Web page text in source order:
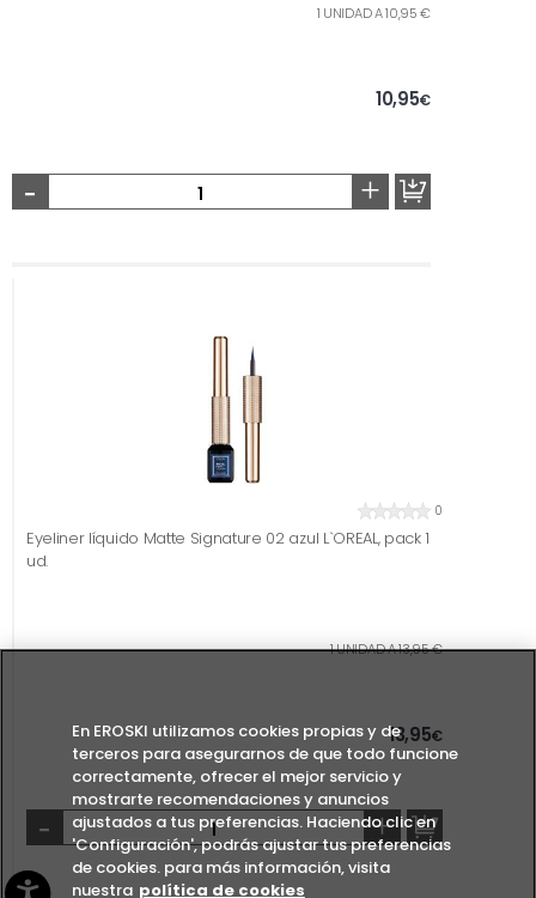
1 UNIDAD A 10,95 €
10,95€
- +
0
Eyeliner líquido Matte Signature 02 azul L`OREAL, pack 1
ud.
1 UNIDAD A 13,95 €
13,95€
- +
En EROSKI utilizamos cookies propias y de
terceros para asegurarnos de que todo funcione
correctamente, ofrecer el mejor servicio y
mostrarte recomendaciones y anuncios
ajustados a tus preferencias. Haciendo clic en
'Configuración', podrás ajustar tus preferencias
de cookies. para más información, visita
nuestra política de cookies